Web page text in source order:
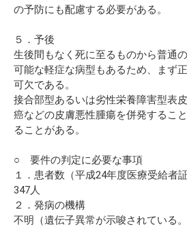
の予防にも配慮する必要がある。
５．予後
生後間もなく死に至るものから普通
可能な軽症な病型もあるため、まず
可欠である。
接合部型あるいは劣性栄養障害型表
癌などの皮膚悪性腫瘍を併発するこ
ることがある。
○ 要件の判定に必要な事項
１．患者数（平成24年度医療受給者
347人
２．発病の機構
不明（遺伝子異常が示唆されている。